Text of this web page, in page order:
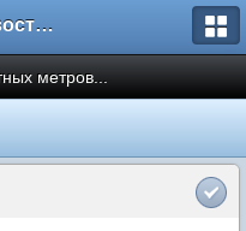
Форум Новостройки
метров...